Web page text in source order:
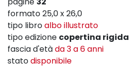
formato 25,0 x 26,0
tipo libroalbo illustrato
tipo edizione copertina rigida
fascia d'etàda 3 a 6 anni
statodisponibile